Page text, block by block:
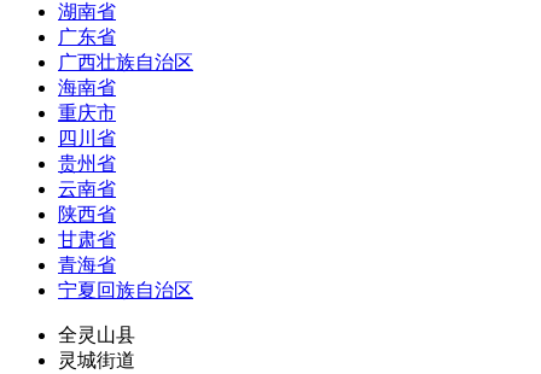
湖南省
广东省
广西壮族自治区
海南省
重庆市
四川省
贵州省
云南省
陕西省
甘肃省
青海省
宁夏回族自治区
全灵山县
灵城街道